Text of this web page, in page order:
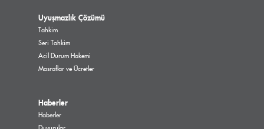
Uyuşmazlık Çözümü
Tahkim
Seri Tahkim
Acil Durum Hakemi
Masraflar ve Ücretler
Haberler
Haberler